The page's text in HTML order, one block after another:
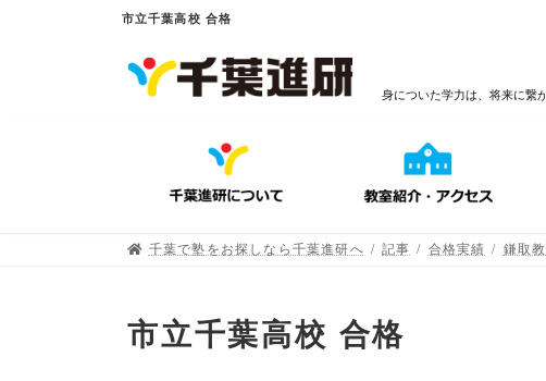
市立千葉高校 合格
身についた学力は、将来に繋
千葉で塾をお探しなら千葉進研へ 記事 合格実績 鎌取
市立千葉高校 合格